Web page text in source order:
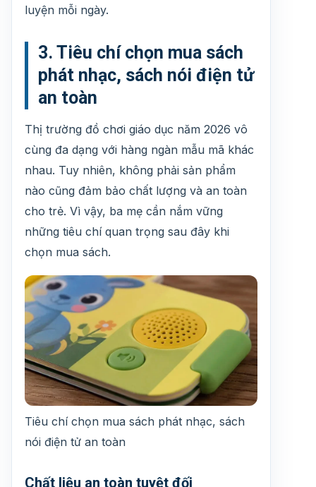
luyện mỗi ngày.
3. Tiêu chí chọn mua sách
phát nhạc, sách nói điện tử
an toàn
Thị trường đồ chơi giáo dục năm 2026 vô
cùng đa dạng với hàng ngàn mẫu mã khác
nhau. Tuy nhiên, không phải sản phẩm
nào cũng đảm bảo chất lượng và an toàn
cho trẻ. Vì vậy, ba mẹ cần nắm vững
những tiêu chí quan trọng sau đây khi
chọn mua sách.
Tiêu chí chọn mua sách phát nhạc, sách
nói điện tử an toàn
Chất liệu an toàn tuyệt đối